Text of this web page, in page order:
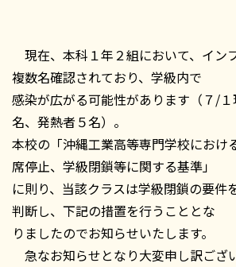
現在、本科１年２組において、イン
複数名確認されており、学級内で
感染が広がる可能性があります（７/
名、発熱者５名）。
本校の「沖縄工業高等専門学校におけ
席停止、学級閉鎖等に関する基準」
に則り、当該クラスは学級閉鎖の要件
判断し、下記の措置を行うこととな
りましたのでお知らせいたします。
急なお知らせとなり大変申し訳ござ